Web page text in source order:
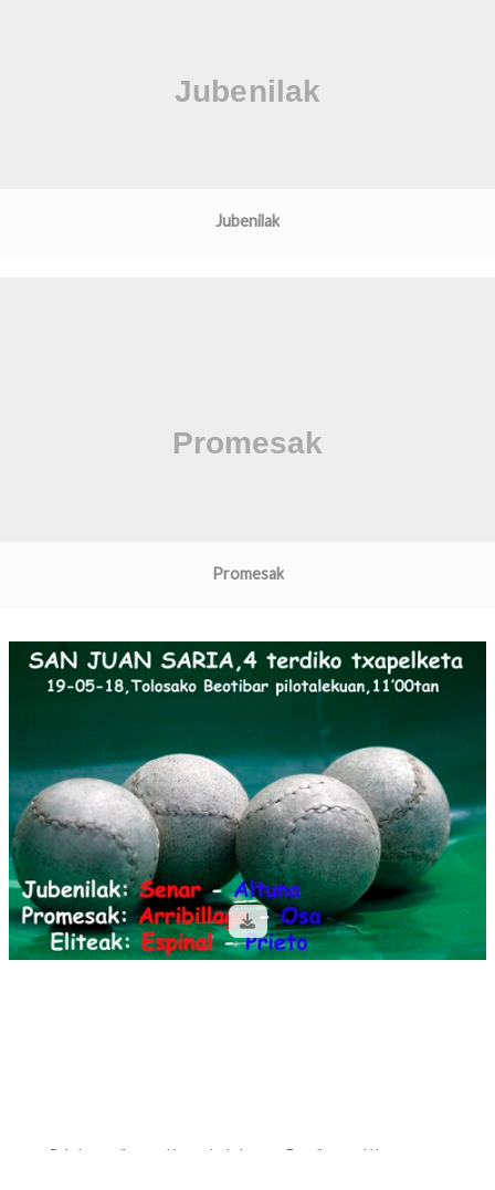
Jubenilak
Promesak
Galeria pantaila-argazkien aurka babestuta: Pantaila-argazki bat ateratzen